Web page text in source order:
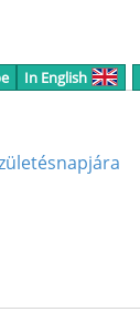
In English